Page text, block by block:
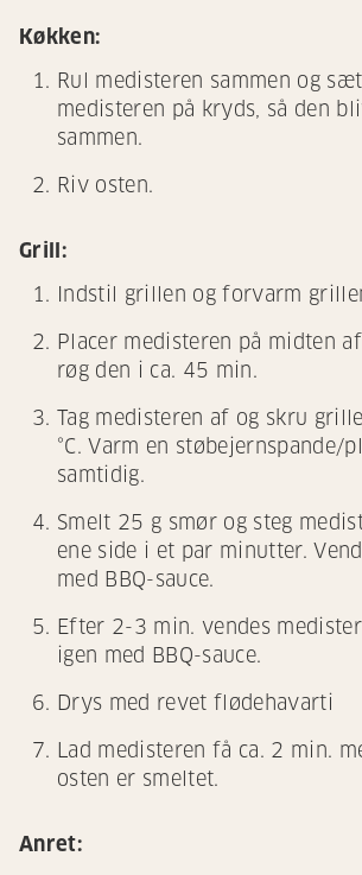
Køkken:
Rul medisteren sammen og
medisteren på kryds, så den
sammen.
Riv osten.
Grill:
Indstil grillen og forvarm
Placer medisteren på midten
røg den i ca. 45 min.
Tag medisteren af og skru
°C. Varm en støbejernspande/
samtidig.
Smelt 25 g smør og steg
ene side i et par minutter.
med BBQ-sauce.
Efter 2-3 min. vendes
igen med BBQ-sauce.
Drys med revet flødehavarti
Lad medisteren få ca. 2 min.
osten er smeltet.
Anret: